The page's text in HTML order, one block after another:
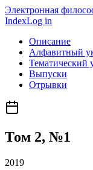
Электронная
IndexLog in
Описание
Алфавитный
Тематический
Выпуски
Отрывки
Том 2, №1
2019